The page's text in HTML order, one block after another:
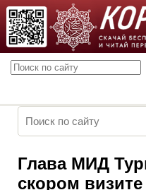
Глава МИД
скором